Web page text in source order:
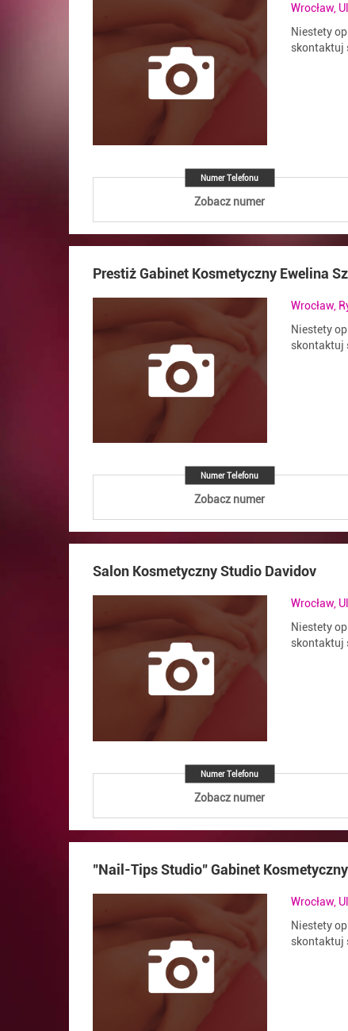
Wrocław,
Niestety
skontaktuj
Numer Telefonu
Zobacz numer
Prestiż Gabinet Kosmetyczny Ewelina
Wrocław,
Niestety
skontaktuj
Numer Telefonu
Zobacz numer
Salon Kosmetyczny Studio Davidov
Wrocław,
Niestety
skontaktuj
Numer Telefonu
Zobacz numer
"Nail-Tips Studio" Gabinet
Wrocław,
Niestety
skontaktuj